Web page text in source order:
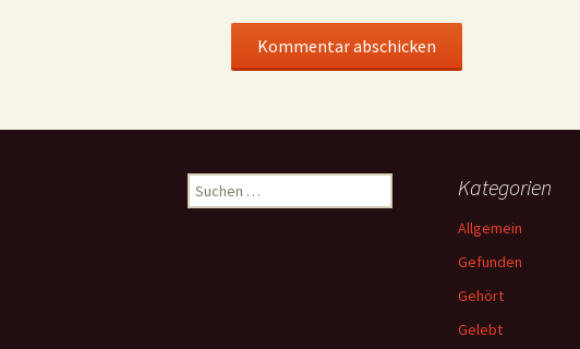
Suchen
nach:
Kategorien
Allgemein
Gefunden
Gehört
Gelebt